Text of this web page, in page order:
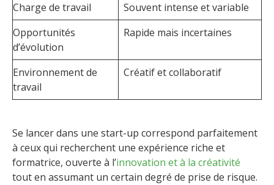
Charge de travail
Souvent intense et variable
Opportunités
d’évolution
Rapide mais incertaines
Environnement de
travail
Créatif et collaboratif
Se lancer dans une start-up correspond parfaitement
à ceux qui recherchent une expérience riche et
formatrice, ouverte à l’innovation et à la créativité
tout en assumant un certain degré de prise de risque.